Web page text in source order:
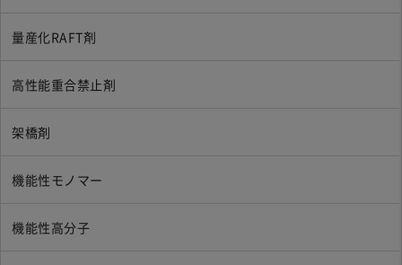
量産化RAFT剤
高性能重合禁止剤
架橋剤
機能性モノマー
機能性高分子